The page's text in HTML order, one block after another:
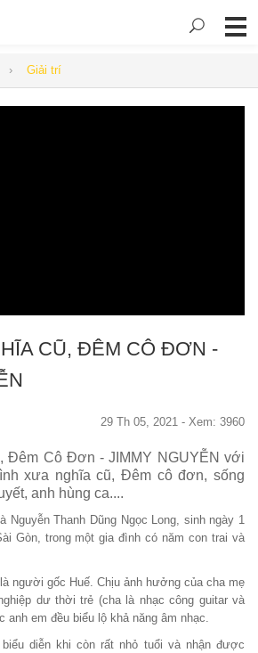
Giải trí
CŨ, ĐÊM CÔ ĐƠN -
29 Th 05, 2021 - Xem: 3960
Đêm Cô Đơn - JIMMY NGUYỄN với
xưa nghĩa cũ, Đêm cô đơn, sống
anh hùng ca....
Nguyễn Thanh Dũng Ngọc Long, sinh ngày 1
Gòn, trong một gia đình có năm con trai và
người gốc Huế. Chịu ảnh hưởng của cha mẹ
dư thời trẻ (cha là nhạc công guitar và
anh em đều biểu lộ khả năng âm nhạc.
diễn khi còn rất nhỏ tuổi và nhận được